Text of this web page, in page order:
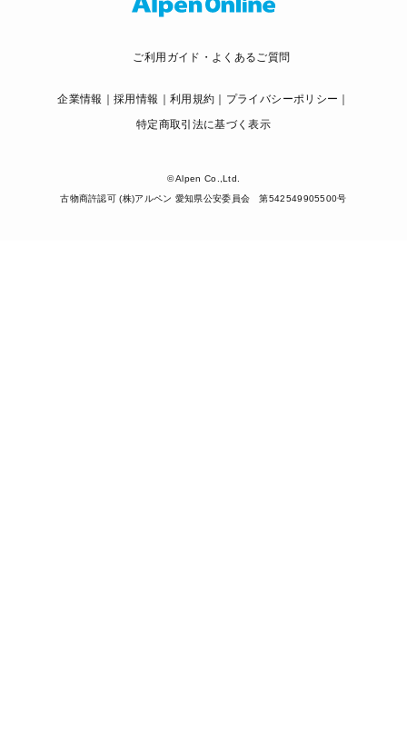
ご利用ガイド・よくあるご質問
企業情報 採用情報 利用規約
プライバシーポリシー
特定商取引法に基づく表示
© Alpen Co.,Ltd.
古物商許認可 (株)アルペン 愛知県公安委員会 第542549905500号